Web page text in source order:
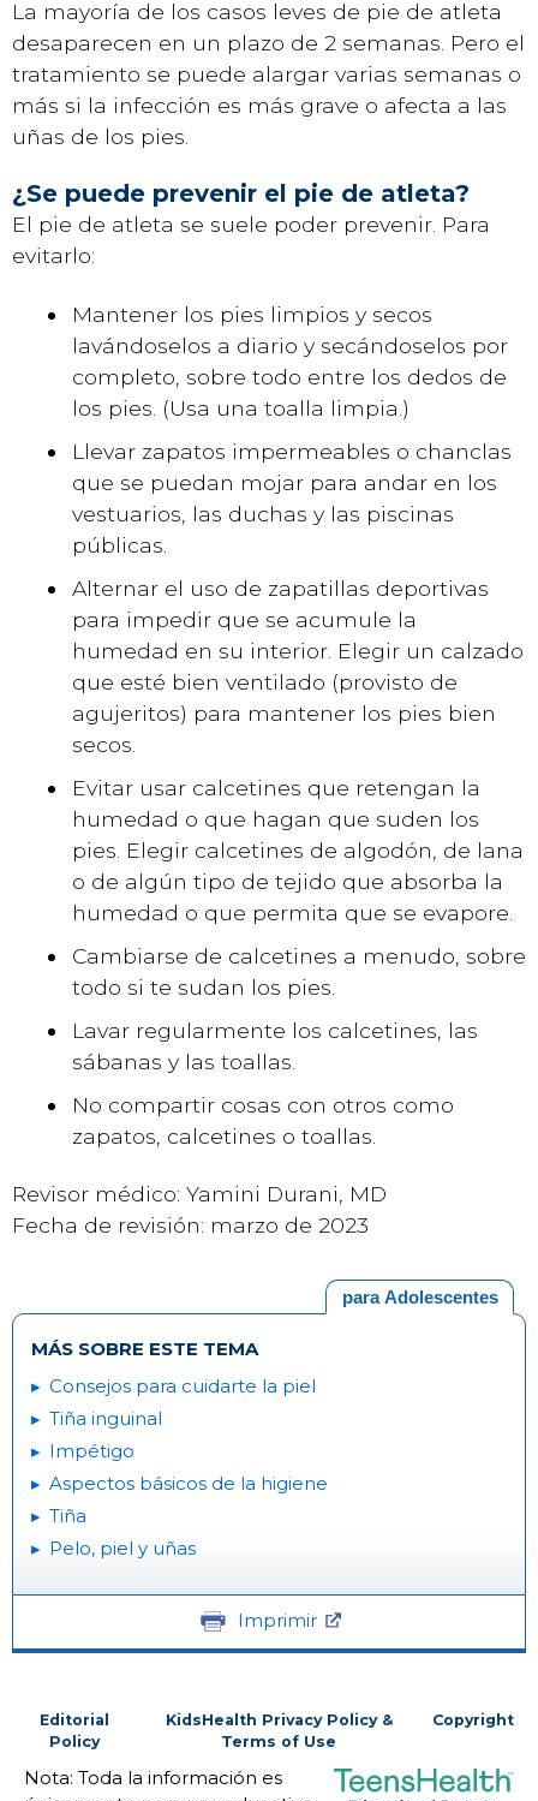
La mayoría de los casos leves de pie de atleta
desaparecen en un plazo de 2 semanas. Pero el
tratamiento se puede alargar varias semanas o
más si la infección es más grave o afecta a las
uñas de los pies.
¿Se puede prevenir el pie de atleta?
El pie de atleta se suele poder prevenir. Para
evitarlo:
Mantener los pies limpios y secos
lavándoselos a diario y secándoselos por
completo, sobre todo entre los dedos de
los pies. (Usa una toalla limpia.)
Llevar zapatos impermeables o chanclas
que se puedan mojar para andar en los
vestuarios, las duchas y las piscinas
públicas.
Alternar el uso de zapatillas deportivas
para impedir que se acumule la
humedad en su interior. Elegir un calzado
que esté bien ventilado (provisto de
agujeritos) para mantener los pies bien
secos.
Evitar usar calcetines que retengan la
humedad o que hagan que suden los
pies. Elegir calcetines de algodón, de lana
o de algún tipo de tejido que absorba la
humedad o que permita que se evapore.
Cambiarse de calcetines a menudo, sobre
todo si te sudan los pies.
Lavar regularmente los calcetines, las
sábanas y las toallas.
No compartir cosas con otros como
zapatos, calcetines o toallas.
Revisor médico: Yamini Durani, MD
Fecha de revisión: marzo de 2023
para Adolescentes
MÁS SOBRE ESTE TEMA
Consejos para cuidarte la piel
Tiña inguinal
Impétigo
Aspectos básicos de la higiene
Tiña
Pelo, piel y uñas
Imprimir
Editorial
Policy
KidsHealth Privacy Policy &
Terms of Use
Copyright
Nota: Toda la información es